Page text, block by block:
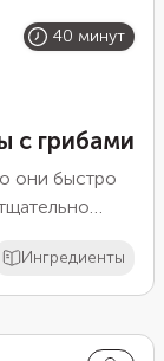
40 минут
с грибами
они быстро
только
на стол.
самые
Ингредиенты